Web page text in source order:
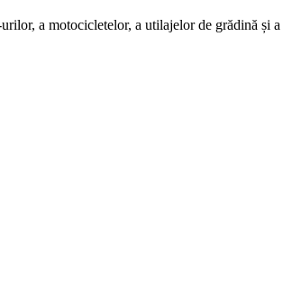
a motocicletelor, a utilajelor de grădină și